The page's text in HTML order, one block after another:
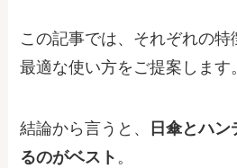
この記事では、それぞれの特
最適な使い方をご提案します
結論から言うと、
日傘とハ
るのがベスト 。